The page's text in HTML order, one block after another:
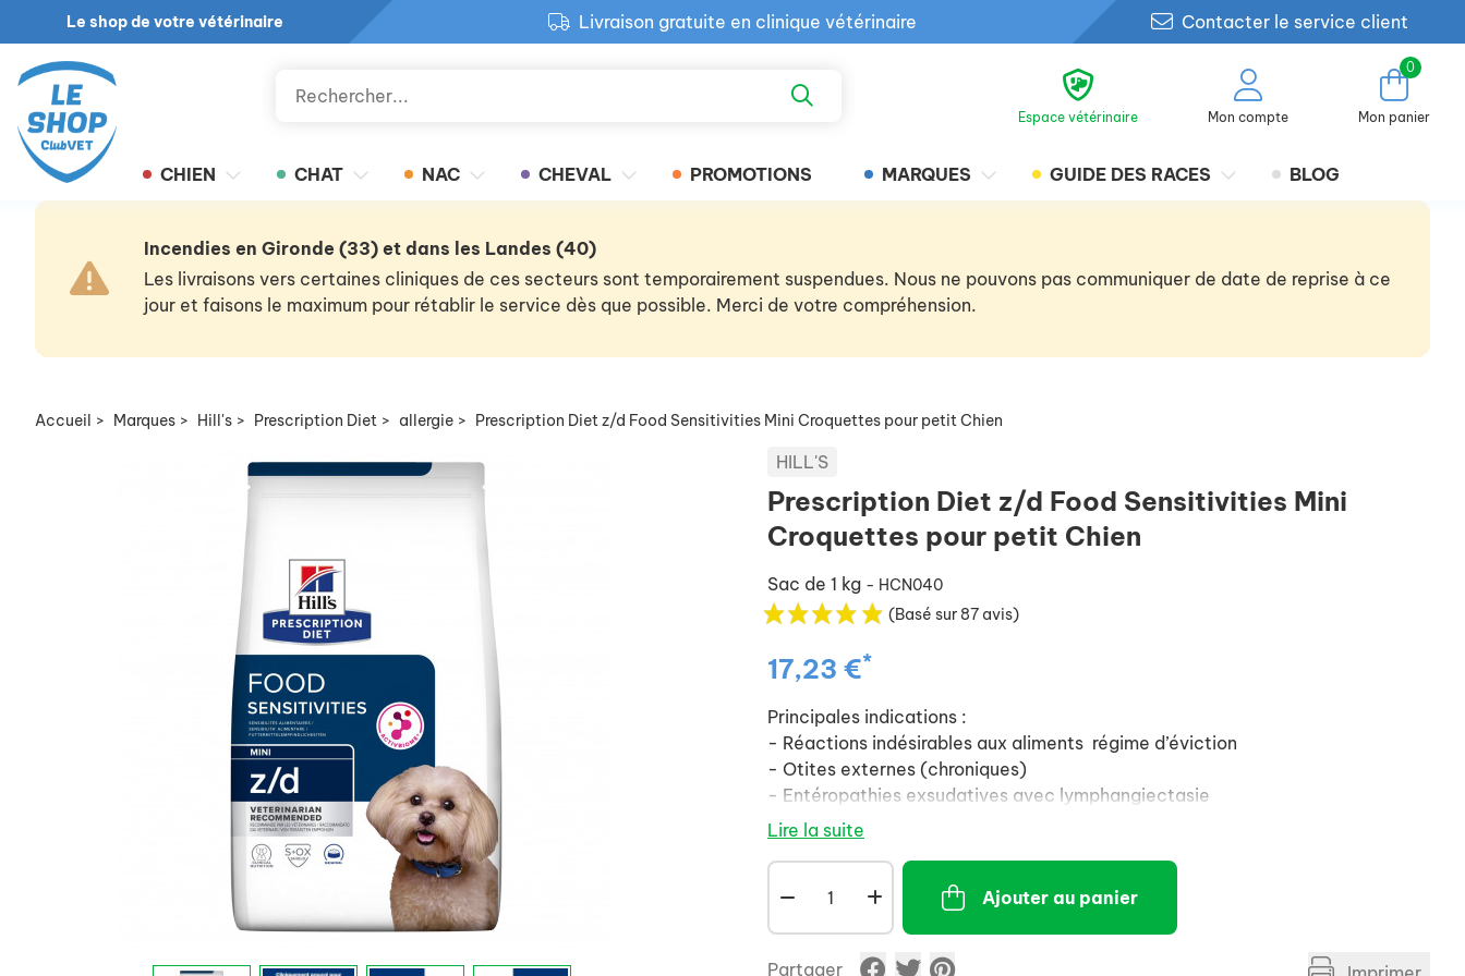
Le shop de votre vétérinaire
Livraison gratuite en clinique vétérinaire
Retour produit gratuit en clinique
Contacter le service client
Espace vétérinaire Mon compte
0
Mon panier
CHIEN CHAT NAC CHEVAL PROMOTIONS MARQUES GUIDE DES RACES BLOG
Incendies en Gironde (33) et dans les Landes (40)
Les livraisons vers certaines cliniques de ces secteurs sont temporairement suspendues. Nous ne pouvons pas communiquer de date de reprise à ce
jour et faisons le maximum pour rétablir le service dès que possible. Merci de votre compréhension.
Accueil > Marques > Hill's > Prescription Diet > allergie > Prescription Diet z/d Food Sensitivities Mini Croquettes pour petit Chien
HILL'S
Prescription Diet z/d Food Sensitivities Mini
Croquettes pour petit Chien
Sac de 1 kg - HCN040
(Basé sur 87 avis)
17,23 €*
Principales indications :
- Réactions indésirables aux aliments régime d’éviction
- Otites externes (chroniques)
- Entéropathies exsudatives avec lymphangiectasie
- Dermatite prurigineuse
- Insuffisance pancréatique exocrine (IPE)
- Flatulence
- Formes d’entéropathies chroniques (diarrhées ou vomissements)- répondant
Lire la suite
Ajouter au panier
Partager